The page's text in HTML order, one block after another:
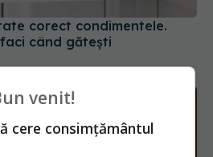
corect condimentele.
când gătești
venit!
cere consimțământul